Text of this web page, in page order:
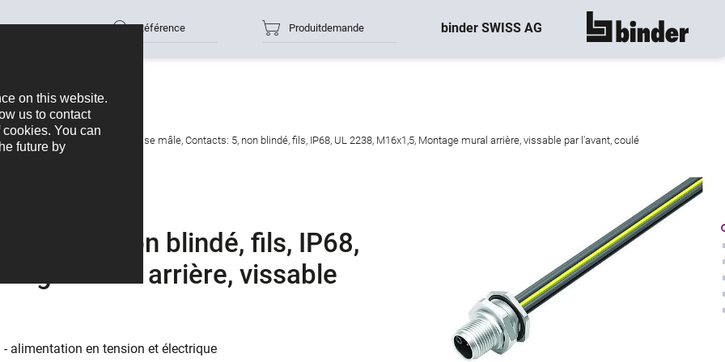
Référence Produitdemande binder SWISS AG montre tout
M12-K M12 Embase mâle, Contacts: 5, non blindé, fils, IP68, UL 2238, M16x1,5, Montage mural arrière, vissable par l'avant, coulé
5, non blindé, fils, IP68,
mural arrière, vissable
alimentation en tension et électrique